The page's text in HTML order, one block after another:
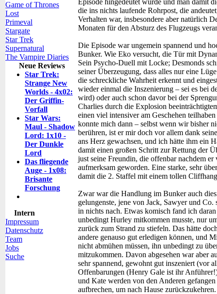
Game of Thrones
Lost
Primeval
Stargate
Star Trek
Supernatural
The Vampire Diaries
Neue Reviews
Star Trek:
Strange New
Worlds - 4x02:
Der Griffin-
Vorfall
Star Wars:
Maul - Shadow
Lord: 1x10 -
Der Dunkle
Lord
Das fliegende
Auge - 1x08:
Brisante
Forschung
Intern
Impressum
Datenschutz
Team
Jobs
Suche
Episode hingedeutet wurde und man damit
die ins nichts laufende Rohrpost, die
Verhalten war, insbesondere aber natürlich
Monaten für den Absturz des Flugzeugs
Die Episode war ungemein spannend und
Bunker. Wie Eko versucht, die Tür mit
Sein Psycho-Duell mit Locke; Desmonds
seiner Überzeugung, dass alles nur eine
die schreckliche Wahrheit erkennt und
wieder einmal die Inszenierung – sei es bei
wird) oder auch schon davor bei der
Charlies durch die Explosion
einen viel intensiver am Geschehen
konnte mich dann – selbst wenn wir bisher
berühren, ist er mir doch vor allem dank
ans Herz gewachsen, und ich hätte ihm ein
damit einen großen Schritt zur Rettung der
just seine Freundin, die offenbar nachdem
aufmerksam geworden. Eine starke, sehr
damit die 2. Staffel mit einem tollen
Zwar war die Handlung im Bunker auch
gelungenste, jene von Jack, Sawyer und Co.
in nichts nach. Etwas komisch fand ich
unbedingt Hurley mitkommen musste, nur
zurück zum Strand zu stiefeln. Das hätte
andere genauso gut erledigen können, und
nicht abmühen müssen, ihn unbedingt zu
mitzukommen. Davon abgesehen war aber
sehr spannend, gewohnt gut inszeniert (vor
Offenbarungen (Henry Gale ist ihr
und Kate werden von den Anderen
aufbrechen, um nach Hause